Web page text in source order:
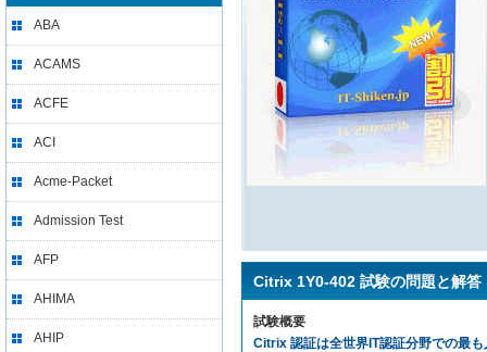
ABA
ACAMS
ACFE
ACI
Acme-Packet
Admission Test
AFP
AHIMA
AHIP
Citrix 1Y0-402 試験の問題と解答
試験概要
Citrix 認証は全世界IT認証分野での最